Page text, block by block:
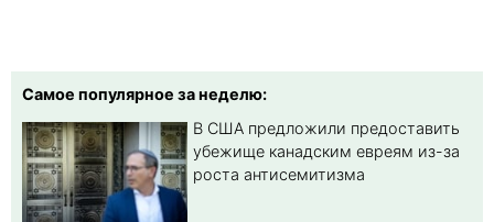
Самое популярное за неделю:
В США предложили предоставить
убежище канадским евреям из-за
роста антисемитизма